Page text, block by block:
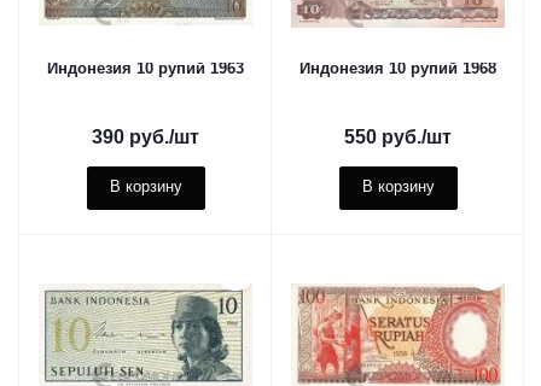
Индонезия 10 рупий 1963
390 руб./шт
В корзину
Индонезия 10 рупий 1968
550 руб./шт
В корзину